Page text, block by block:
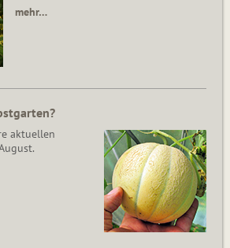
mehr…
aktuellen